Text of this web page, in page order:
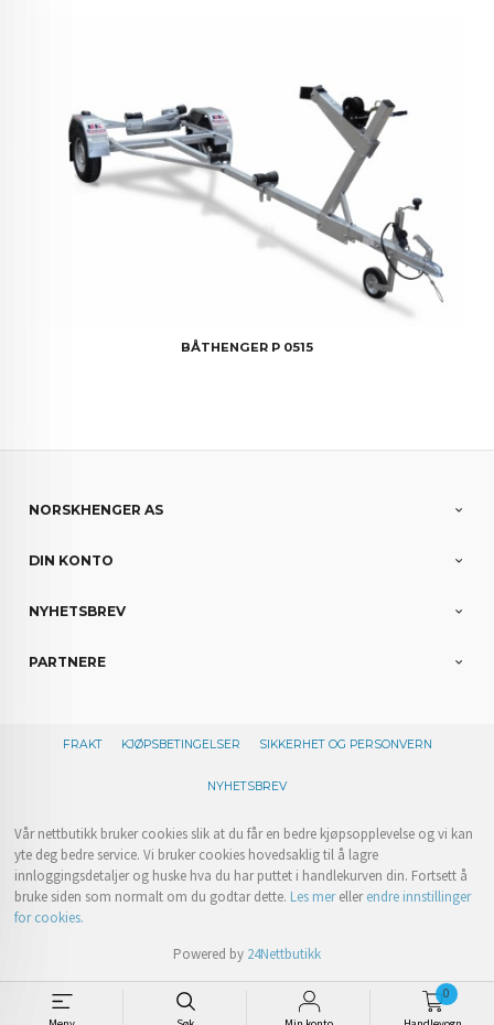
0
BÅTHENGER P 0515
NORSKHENGER AS
DIN KONTO
NYHETSBREV
PARTNERE
FRAKT KJØPSBETINGELSER SIKKERHET OG PERSONVERN
NYHETSBREV
Vår nettbutikk bruker cookies slik at du får en bedre kjøpsopplevelse og vi kan
yte deg bedre service. Vi bruker cookies hovedsaklig til å lagre
innloggingsdetaljer og huske hva du har puttet i handlekurven din. Fortsett å
bruke siden som normalt om du godtar dette. Les merellerendre innstillinger
for cookies.
Powered by 24Nettbutikk